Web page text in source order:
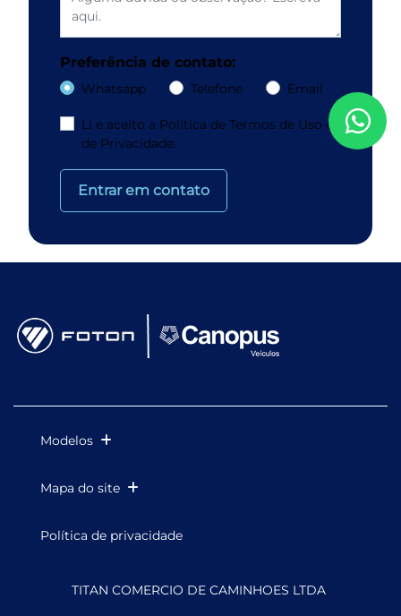
Preferência de contato:
Whatsapp Telefone Email
Li e aceito a Política de Termos de Uso e
de Privacidade.
Entrar em contato
Modelos
Mapa do site
Política de privacidade
TITAN COMERCIO DE CAMINHOES LTDA